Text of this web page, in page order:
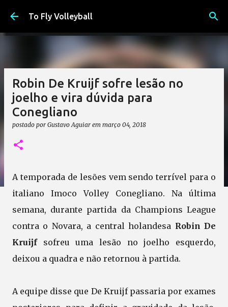
Pular para o conteúdo principal
To Fly Volleyball
Robin De Kruijf sofre lesão no
joelho e vira dúvida para
Conegliano
postado por Gustavo Aguiar em março 04, 2018
A temporada de lesões vem sendo terrível para o
italiano Imoco Volley Conegliano. Na última
semana, durante partida da Champions League
contra o Novara, a central holandesa Robin De
Kruijfsofreu uma lesão no joelho esquerdo,
deixou a quadra e não retornou à partida.
A equipe disse que De Kruijf passaria por exames